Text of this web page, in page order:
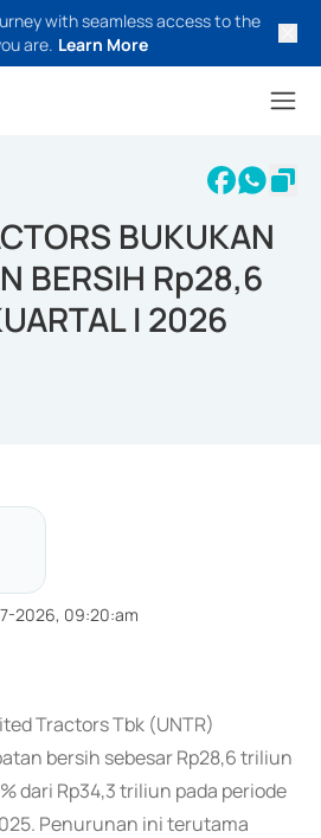
with seamless access to the
are. Learn More
BUKUKAN
BERSIH Rp28,6
I 2026
2026, 09:20:am
Tractors Tbk (UNTR)
bersih sebesar Rp28,6 triliun
dari Rp34,3 triliun pada periode
Penurunan ini terutama